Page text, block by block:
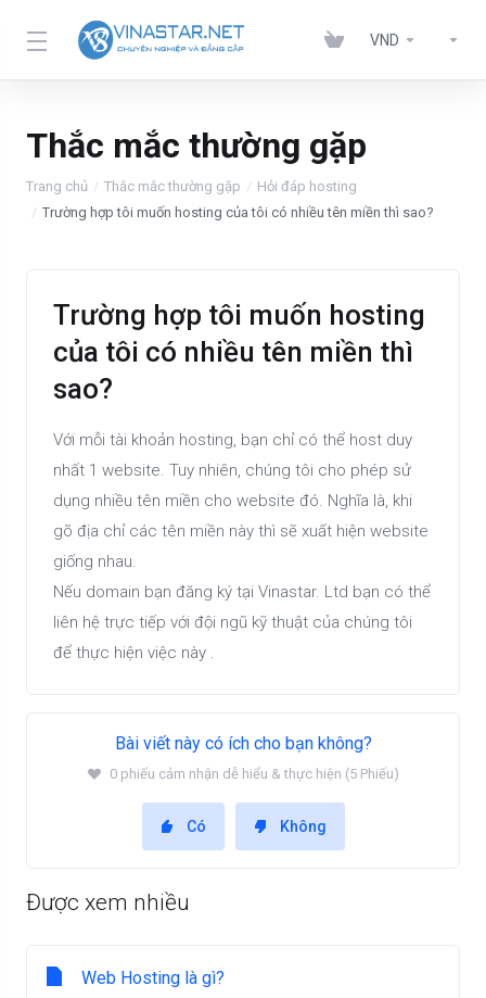
VND
Thắc mắc thường gặp
Trang chủ Thắc mắc thường gặp
Hỏi đáp hosting
Trường hợp tôi muốn hosting của tôi có nhiều tên miền thì sao?
Trường hợp tôi muốn hosting
của tôi có nhiều tên miền thì
sao?
Với mỗi tài khoản hosting, bạn chỉ có thể host duy
nhất 1 website. Tuy nhiên, chúng tôi cho phép sử
dụng nhiều tên miền cho website đó. Nghĩa là, khi
gõ địa chỉ các tên miền này thì sẽ xuất hiện website
giống nhau.
Nếu domain bạn đăng ký tại Vinastar. Ltd bạn có thể
liên hệ trực tiếp với đội ngũ kỹ thuật của chúng tôi
để thực hiện việc này .
Bài viết này có ích cho bạn không?
0 phiếu cảm nhận dễ hiểu & thực hiện (5 Phiếu)
Có Không
Được xem nhiều
Web Hosting là gì?